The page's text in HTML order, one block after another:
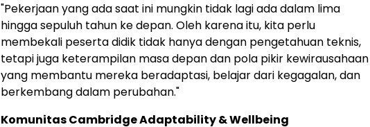
"Pekerjaan yang ada saat ini mungkin tidak lagi ada dalam lima
hingga sepuluh tahun ke depan. Oleh karena itu, kita perlu
membekali peserta didik tidak hanya dengan pengetahuan teknis,
tetapi juga keterampilan masa depan dan pola pikir kewirausahaan
yang membantu mereka beradaptasi, belajar dari kegagalan, dan
berkembang dalam perubahan."
Komunitas Cambridge Adaptability & Wellbeing